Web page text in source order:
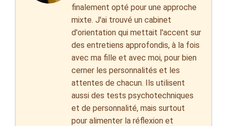
finalement opté pour une approche
mixte. J'ai trouvé un cabinet
d'orientation qui mettait l'accent sur
des entretiens approfondis, à la fois
avec ma fille et avec moi, pour bien
cerner les personnalités et les
attentes de chacun. Ils utilisent
aussi des tests psychotechniques
et de personnalité, mais surtout
pour alimenter la réflexion et